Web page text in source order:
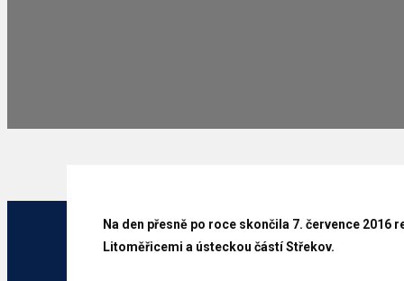
Na den přesně po roce skončila 7. července
Litoměřicemi a ústeckou částí Střekov.